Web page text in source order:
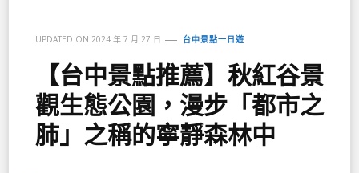
UPDATED ON 2024 年 7 月 27 日 台中景點一日遊
【台中景點推薦】秋紅谷景
觀生態公園，漫步「都市之
肺」之稱的寧靜森林中